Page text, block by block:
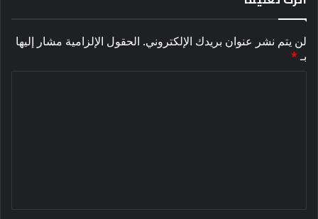
لن يتم نشر عنوان بريدك الإلكتروني. الحقول الإلزامية مشار إليها
بـ*